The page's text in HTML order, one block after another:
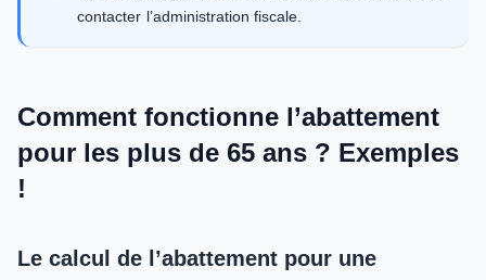
contacter l’administration fiscale.
Comment fonctionne l’abattement
pour les plus de 65 ans ? Exemples
!
Le calcul de l’abattement pour une